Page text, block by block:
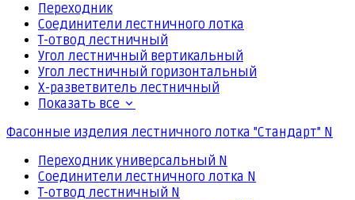
Переходник
Соединители лестничного лотка
Т-отвод лестничный
Угол лестничный вертикальный
Угол лестничный горизонтальный
Х-разветвитель лестничный
Показать все
Фасонные изделия лестничного лотка "Стандарт" N
Переходник универсальный N
Соединители лестничного лотка N
Т-отвод лестничный N